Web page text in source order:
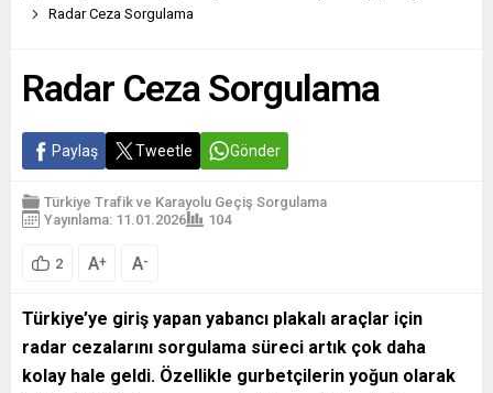
Radar Ceza Sorgulama
Radar Ceza Sorgulama
Paylaş Tweetle Gönder
Türkiye Trafik ve Karayolu Geçiş Sorgulama
Yayınlama: 11.01.2026
104
2 A+ A-
Türkiye’ye giriş yapan yabancı plakalı araçlar için
radar cezalarını sorgulama süreci artık çok daha
kolay hale geldi. Özellikle gurbetçilerin yoğun olarak